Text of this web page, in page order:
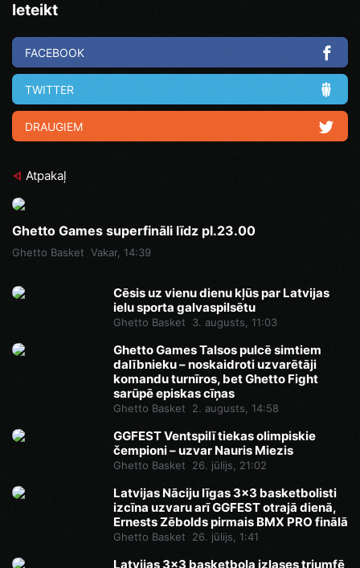
Ieteikt
FACEBOOK
TWITTER
DRAUGIEM
Atpakaļ
Ghetto Games superfināli līdz pl.23.00
Ghetto Basket Vakar, 14:39
Cēsis uz vienu dienu kļūs par Latvijas
ielu sporta galvaspilsētu
Ghetto Basket 3. augusts, 11:03
Ghetto Games Talsos pulcē simtiem
dalībnieku – noskaidroti uzvarētāji
komandu turnīros, bet Ghetto Fight
sarūpē episkas cīņas
Ghetto Basket 2. augusts, 14:58
GGFEST Ventspilī tiekas olimpiskie
čempioni – uzvar Nauris Miezis
Ghetto Basket 26. jūlijs, 21:02
Latvijas Nāciju līgas 3x3 basketbolisti
izcīna uzvaru arī GGFEST otrajā dienā,
Ernests Zēbolds pirmais BMX PRO finālā
Ghetto Basket 26. jūlijs, 1:41
Latvijas 3x3 basketbola izlases triumfē